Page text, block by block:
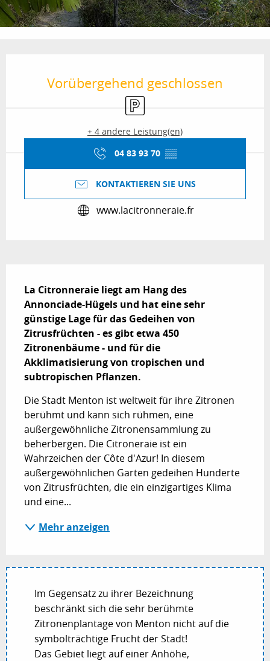
Vorübergehend geschlossen
Parkplatz
+ 4 andere Leistung(en)
04 83 93 70 ▒▒
KONTAKTIEREN SIE UNS
www.lacitronneraie.fr
La Citronneraie liegt am Hang des
Annonciade-Hügels und hat eine sehr
günstige Lage für das Gedeihen von
Zitrusfrüchten - es gibt etwa 450
Zitronenbäume - und für die
Akklimatisierung von tropischen und
subtropischen Pflanzen.
Die Stadt Menton ist weltweit für ihre Zitronen
berühmt und kann sich rühmen, eine
außergewöhnliche Zitronensammlung zu
beherbergen. Die Citroneraie ist ein
Wahrzeichen der Côte d'Azur! In diesem
außergewöhnlichen Garten gedeihen Hunderte
von Zitrusfrüchten, die ein einzigartiges Klima
und eine...
Mehr anzeigen
Im Gegensatz zu ihrer Bezeichnung
beschränkt sich die sehr berühmte
Zitronenplantage von Menton nicht auf die
symbolträchtige Frucht der Stadt!
Das Gebiet liegt auf einer Anhöhe,